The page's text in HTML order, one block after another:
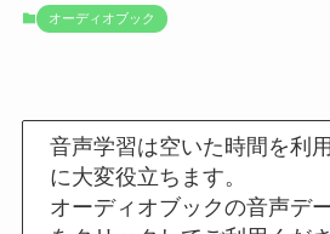
オーディオブック
音声学習は空いた時間を利
に大変役立ちます。
オーディオブックの音声デ